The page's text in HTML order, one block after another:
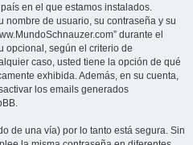
en el que estamos instalados.
de usuario, su contraseña y su
durante el
opcional, según el criterio de
caso, usted tiene la opción de qué
exhibida. Además, en su cuenta,
los emails generados
de una vía) por lo tanto está segura. Sin